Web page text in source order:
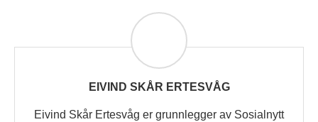
EIVIND SKÅR ERTESVÅG
Eivind Skår Ertesvåg er grunnlegger av Sosialnytt